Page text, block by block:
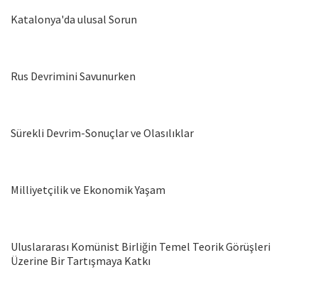
Katalonya'da ulusal Sorun
Rus Devrimini Savunurken
Sürekli Devrim-Sonuçlar ve Olasılıklar
Milliyetçilik ve Ekonomik Yaşam
Uluslararası Komünist Birliğin Temel Teorik Görüşleri
Üzerine Bir Tartışmaya Katkı